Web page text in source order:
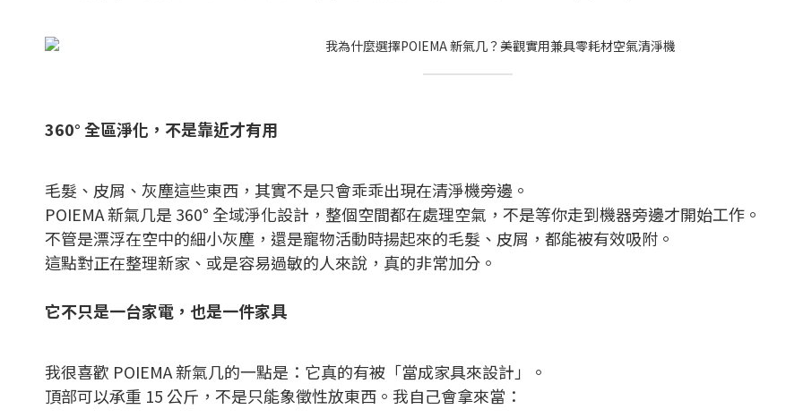
360° 全區淨化，不是靠近才有用
毛髮、皮屑、灰塵這些東西，其實不是只會乖乖出現在清淨機旁邊。
POIEMA 新氣几是 360° 全域淨化設計，整個空間都在處理空氣，不是等你走到機器旁邊才開始工作。
不管是漂浮在空中的細小灰塵，還是寵物活動時揚起來的毛髮、皮屑，都能被有效吸附。
這點對正在整理新家、或是容易過敏的人來說，真的非常加分。
它不只是一台家電，也是一件家具
我很喜歡 POIEMA 新氣几的一點是：它真的有被「當成家具來設計」。
頂部可以承重 15 公斤，不是只能象徵性放東西。我自己會拿來當：